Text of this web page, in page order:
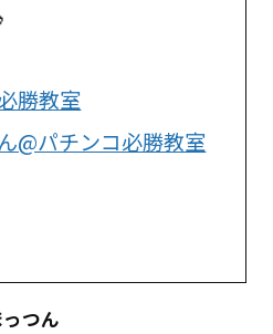
勝教室
@パチンコ必勝教室
っつん